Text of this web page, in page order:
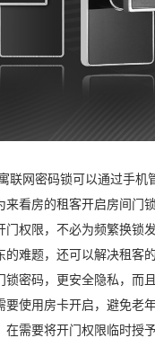
网密码锁可以通过手机
来看房的租客开启房间门
门权限，不必为频繁换锁
的难题，还可以解决租客
锁密码，更安全隐私，而
要使用房卡开启，避免老
在需要将开门权限临时授